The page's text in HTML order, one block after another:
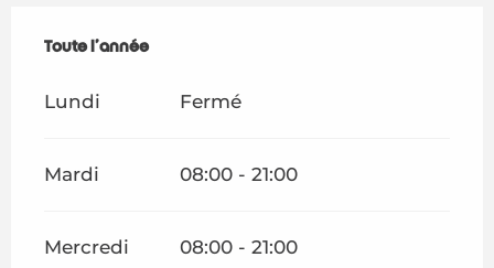
Toute l'année
Toute l'année
Lundi Fermé
Mardi 08:00 - 21:00
Mercredi 08:00 - 21:00